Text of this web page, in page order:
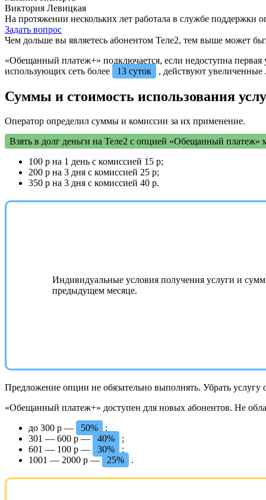
Виктория Левицкая
На протяжении нескольких лет работала в службе поддержки
Задать вопрос
Чем дольше вы являетесь абонентом Теле2, тем выше может
«Обещанный платеж+» подключается, если недоступна первая
использующих сеть более
13 суток , действуют
Суммы и стоимость использования
Оператор определил суммы и комиссии за их применение.
Взять в долг деньги на Теле2 с опцией «Обещанный платеж»
100 р на 1 день с комиссией 15 р;
200 р на 3 дня с комиссией 25 р;
350 р на 3 дня с комиссией 40 р.
Индивидуальные условия получения услуги и
предыдущем месяце.
Предложение опции не обязательно выполнять. Убрать
«Обещанный платеж+» доступен для новых абонентов. Не
до 300 р —
50%
;
301 — 600 р — 40%
;
601 — 100 р —
30%
;
1001 — 2000 р — 25% .